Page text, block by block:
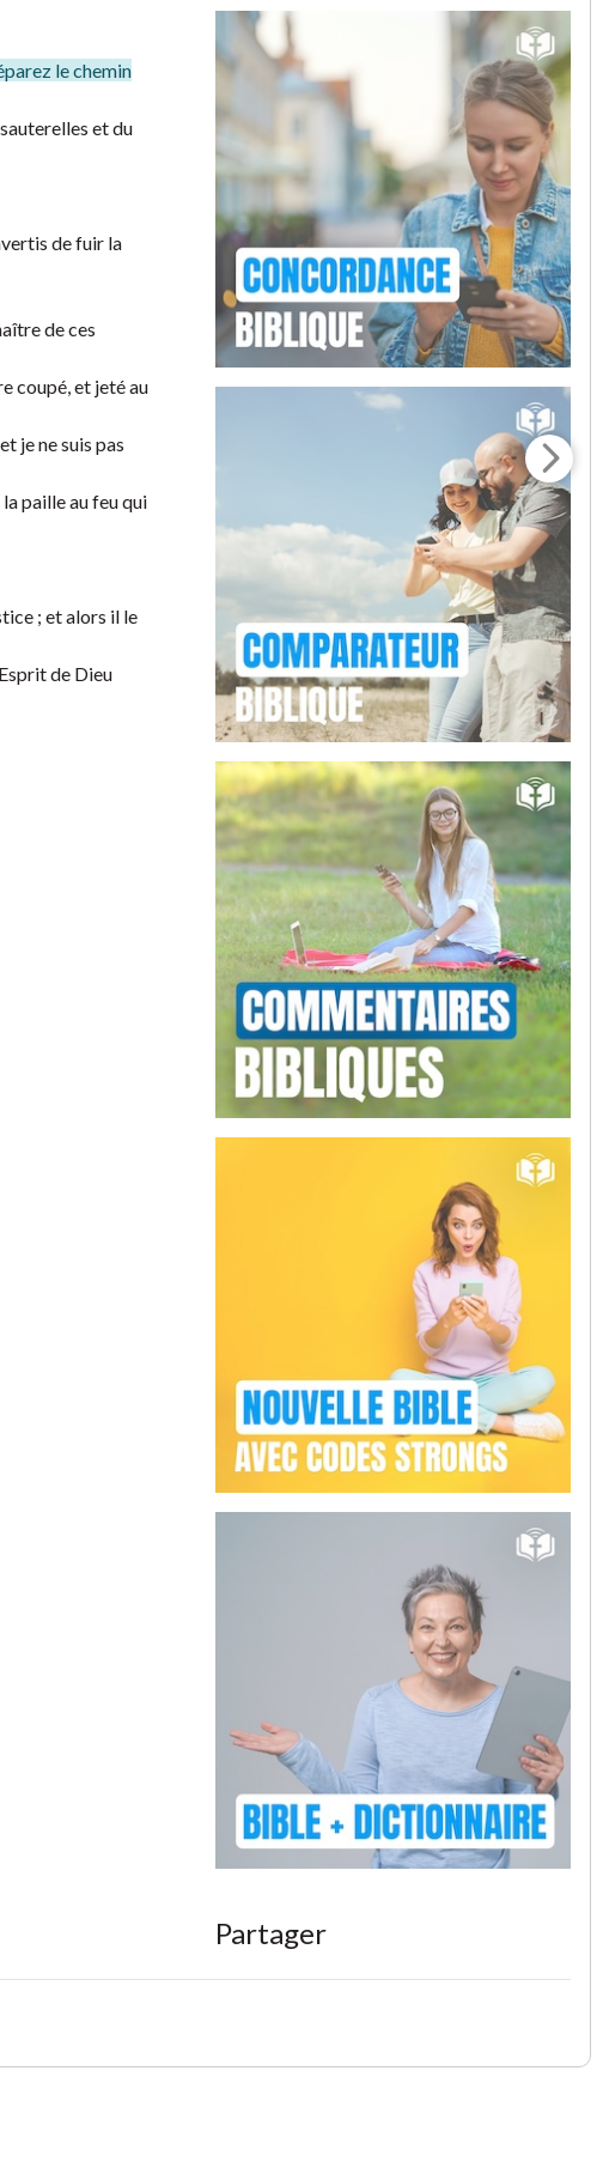
le chemin
et du
de fuir la
de ces
coupé, et jeté au
je ne suis pas
paille au feu qui
; et alors il le
de Dieu
Partager